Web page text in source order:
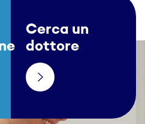
Cerca un
dottore